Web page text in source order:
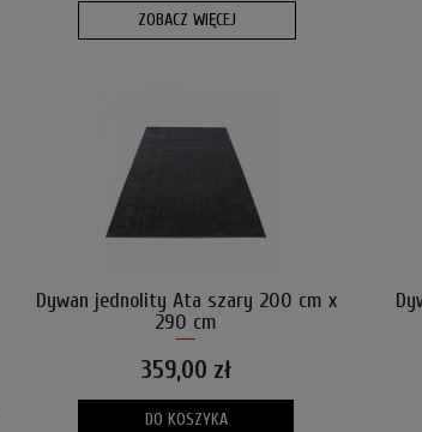
ZOBACZ WIĘCEJ
Dywan jednolity Ata szary 200 cm x
290 cm
359,00 zł
DO KOSZYKA